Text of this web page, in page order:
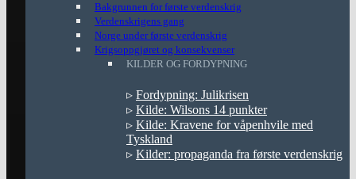
Bakgrunnen for første verdenskrig
Verdenskrigens gang
Norge under første verdenskrig
Krigsoppgjøret og konsekvenser
KILDER OG FORDYPNING
▹ Fordypning: Julikrisen
▹ Kilde: Wilsons 14 punkter
▹ Kilde: Kravene for våpenhvile med
Tyskland
▹ Kilder: propaganda fra første verdenskrig